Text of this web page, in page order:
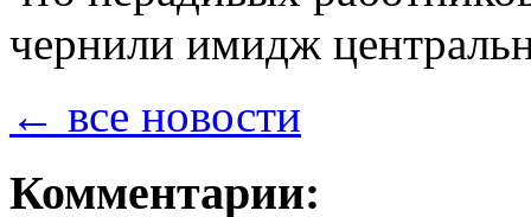
чернили имидж
← все новости
Комментарии: